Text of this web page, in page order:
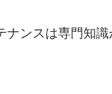
ナンスは専門知